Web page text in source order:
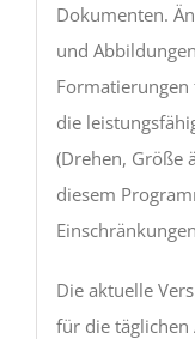
Dokumenten.
und
Formatierungen
die
(Drehen, Größe
diesem
Die aktuelle
für die täglichen